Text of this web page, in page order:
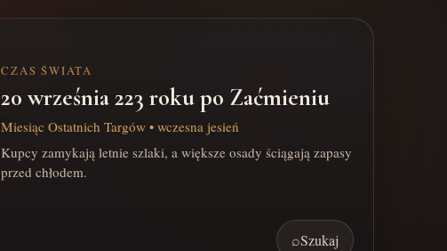
CZAS ŚWIATA
20 września 223 roku po Zaćmieniu
Miesiąc Ostatnich Targów • wczesna jesień
Kupcy zamykają letnie szlaki, a większe osady ściągają zapasy
przed chłodem.
⌕Szukaj